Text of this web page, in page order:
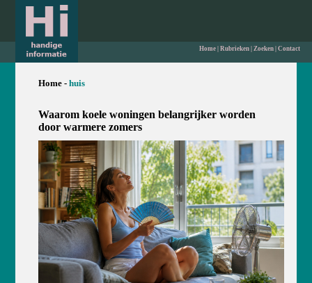
Home| Rubrieken| Zoeken| Contact
Home - huis
Waarom koele woningen belangrijker worden
door warmere zomers